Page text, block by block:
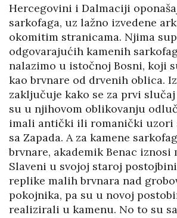
Hercegovini i Dalmaciji
sarkofaga, uz lažno izvedene
okomitim stranicama. Njima
odgovarajućih kamenih
nalazimo u istočnoj Bosni, koji
kao brvnare od drvenih oblica.
zaključuje kako se za prvi
su u njihovom oblikovanju
imali antički ili romanički uzori
sa Zapada. A za kamene
brvnare, akademik Benac iznosi
Slaveni u svojoj staroj
replike malih brvnara nad
pokojnika, pa su u novoj
realizirali u kamenu. No to su